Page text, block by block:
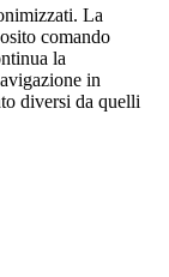
La
comando
la
in
diversi da quelli